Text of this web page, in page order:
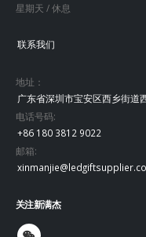
星期天 / 休息
联系我们
地址：
广东省深圳市宝安区西乡街道
电话号码:
+86 180 3812 9022
邮箱:
关注新满杰